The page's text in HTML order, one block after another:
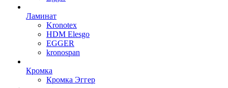
Ламинат
Kronotex
HDM Elesgo
EGGER
kronospan
Кромка
Кромка Эггер